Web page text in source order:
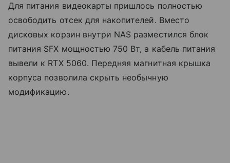
Для питания видеокарты пришлось полностью
освободить отсек для накопителей. Вместо
дисковых корзин внутри NAS разместился блок
питания SFX мощностью 750 Вт, а кабель питания
вывели к RTX 5060. Передняя магнитная крышка
корпуса позволила скрыть необычную
модификацию.